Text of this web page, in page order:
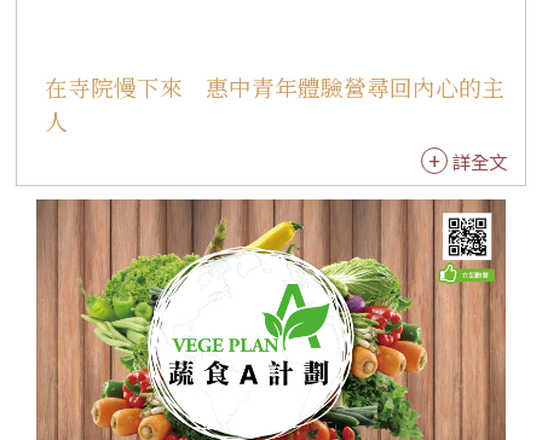
生活的行住坐臥之間。小小茶師十年來堅持「制
心一處，無事不辦；以茶供養，廣結善緣」的精
神令人讚歎，也相信孩子們未來將更懂得回饋社
會、照顧大眾，展現無量成就。 依潤法師表示，
此次日本之行不僅是異國取經，更是一場深刻的
修心旅程。茶道學習沒有畢業，唯有持續深化與
沉澱，不斷汲取新知並體驗在地文化，才是旅行
與學習最珍貴的意義。期許小小茶師能將此行所
見化為成長養分，懷抱感恩與柔軟之心，在茶道
歲月中堅定前行，成為兼具國際視野與智慧的新
時代茶人。
在寺院慢下來 惠中青年體驗營尋回內心的主
人
詳全文